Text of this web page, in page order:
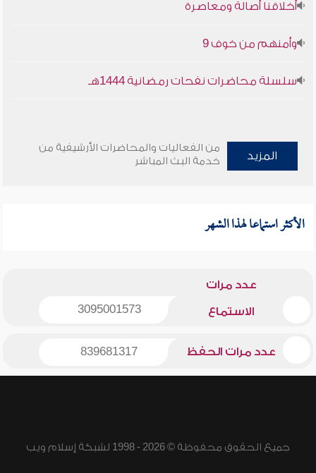
أخلاقنا أصالة ومعاصرة
وأمنهم من خوف 9
سلسلة محاضرات نفحات رمضانية 1444هـ
المزيد
من الفعاليات والمحاضرات الأرشيفية من
خدمة البث المباشر
الأكثر استماعا لهذا الشهر
عدد مرات
الاستماع 3095001573
عدد مرات الحفظ 839681317
جميع الحقوق محفوظة © 2026 - 1998 لشبكة إسلام ويب